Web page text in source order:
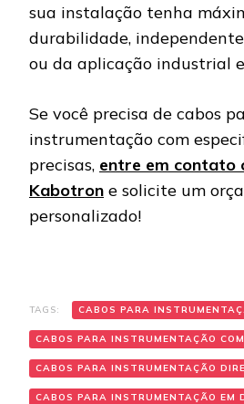
sua instalação tenha
durabilidade,
ou da aplicação industrial
Se você precisa de cabos
instrumentação com
precisas, entre em contato
Kabotron e solicite um
personalizado!
TAGS: CABOS PARA
CABOS PARA INSTRUMENTAÇÃO
CABOS PARA INSTRUMENTAÇÃO
CABOS PARA INSTRUMENTAÇÃO EM